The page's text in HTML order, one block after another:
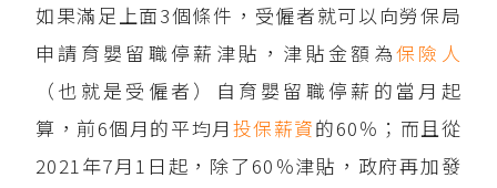
如果滿足上面3個條件，受僱者就可以向勞保局
申請育嬰留職停薪津貼，津貼金額為保險人
（也就是受僱者）自育嬰留職停薪的當月起
算，前6個月的平均月 投保薪資的60％；而且從
2021年7月1日起，除了60％津貼，政府再加發